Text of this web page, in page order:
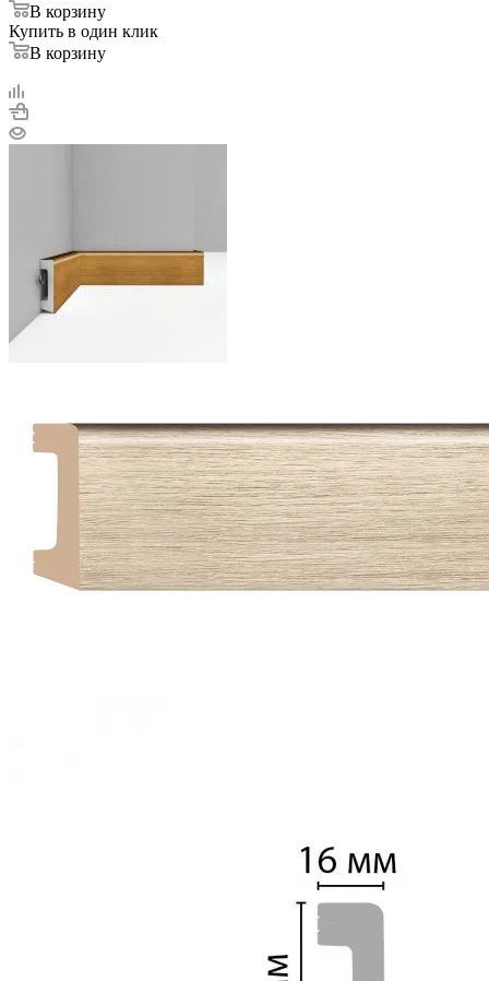
В корзину
Купить в один клик
В корзину